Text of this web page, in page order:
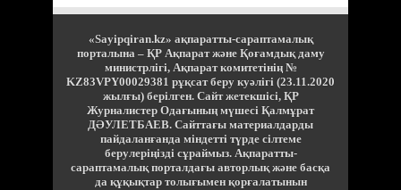
«Sayipqiran.kz» ақпаратты-сараптамалық
порталына – ҚР Ақпарат және Қоғамдық даму
министрлігі, Ақпарат комитетінің №
KZ83VPY00029381 рұқсат беру куәлігі (23.11.2020
жылғы) берілген. Сайт жетекшісі, ҚР
Журналистер Одағының мүшесі Қалмұрат
ДӘУЛЕТБАЕВ. Сайттағы материалдарды
пайдаланғанда міндетті түрде сілтеме
берулеріңізді сұраймыз. Ақпаратты-
сараптамалық порталдағы авторлық және басқа
да құқықтар толығымен қорғалатынын